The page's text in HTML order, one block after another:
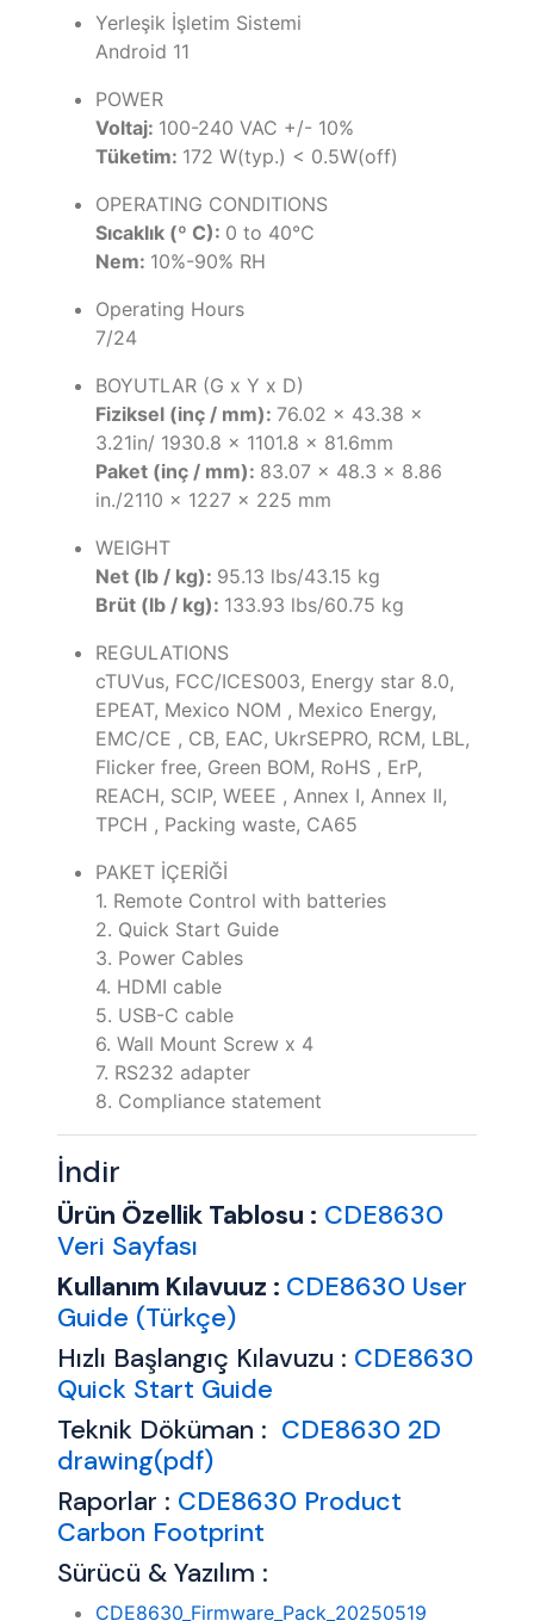
Yerleşik İşletim Sistemi
Android 11
POWER
Voltaj: 100-240 VAC +/- 10%
Tüketim: 172 W(typ.) < 0.5W(off)
OPERATING CONDITIONS
Sıcaklık (º C): 0 to 40℃
Nem: 10%-90% RH
Operating Hours
7/24
BOYUTLAR (G x Y x D)
Fiziksel (inç / mm): 76.02 x 43.38 x
3.21in/ 1930.8 x 1101.8 x 81.6mm
Paket (inç / mm): 83.07 x 48.3 x 8.86
in./2110 x 1227 x 225 mm
WEIGHT
Net (lb / kg): 95.13 lbs/43.15 kg
Brüt (lb / kg): 133.93 lbs/60.75 kg
REGULATIONS
cTUVus, FCC/ICES003, Energy star 8.0,
EPEAT, Mexico NOM , Mexico Energy,
EMC/CE , CB, EAC, UkrSEPRO, RCM, LBL,
Flicker free, Green BOM, RoHS , ErP,
REACH, SCIP, WEEE , Annex I, Annex II,
TPCH , Packing waste, CA65
PAKET İÇERİĞİ
1. Remote Control with batteries
2. Quick Start Guide
3. Power Cables
4. HDMI cable
5. USB-C cable
6. Wall Mount Screw x 4
7. RS232 adapter
8. Compliance statement
İndir
Ürün Özellik Tablosu : CDE8630
Veri Sayfası
Kullanım Kılavuuz : CDE8630 User
Guide (Türkçe)
Hızlı Başlangıç Kılavuzu : CDE8630
Quick Start Guide
Teknik Döküman : CDE8630 2D
drawing(pdf)
Raporlar : CDE8630 Product
Carbon Footprint
Sürücü & Yazılım :
CDE8630_Firmware_Pack_20250519